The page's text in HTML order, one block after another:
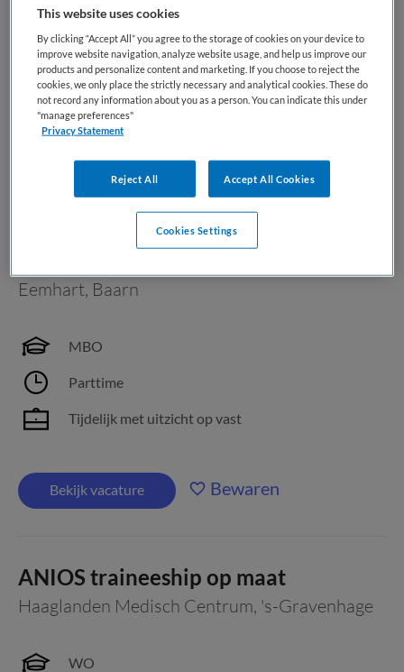
Verpleegkunde(1811)
Zorgmanagement (348)
Meest recente vacatures op Medische
banenbank | Werk(t) in zorg en welzijn
Eemhart, Baarn
MBO
Parttime
Tijdelijk met uitzicht op vast
Bekijk vacature Bewaren
ANIOS traineeship op maat
Haaglanden Medisch Centrum, 's-Gravenhage
WO
This website uses cookies
By clicking “Accept All” you agree to the storage of cookies on your device to
improve website navigation, analyze website usage, and help us improve our
products and personalize content and marketing. If you choose to reject the
cookies, we only place the strictly necessary and analytical cookies. These do
not record any information about you as a person. You can indicate this under
"manage preferences"
Privacy Statement
Reject All Accept All Cookies
Cookies Settings